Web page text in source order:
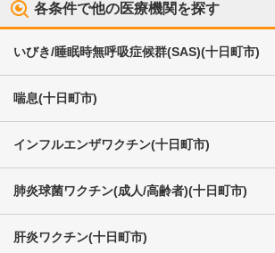
各条件で他の医療機関を探す
いびき/睡眠時無呼吸症候群(SAS)(十日町市)
喘息(十日町市)
インフルエンザワクチン(十日町市)
肺炎球菌ワクチン(成人/高齢者)(十日町市)
肝炎ワクチン(十日町市)